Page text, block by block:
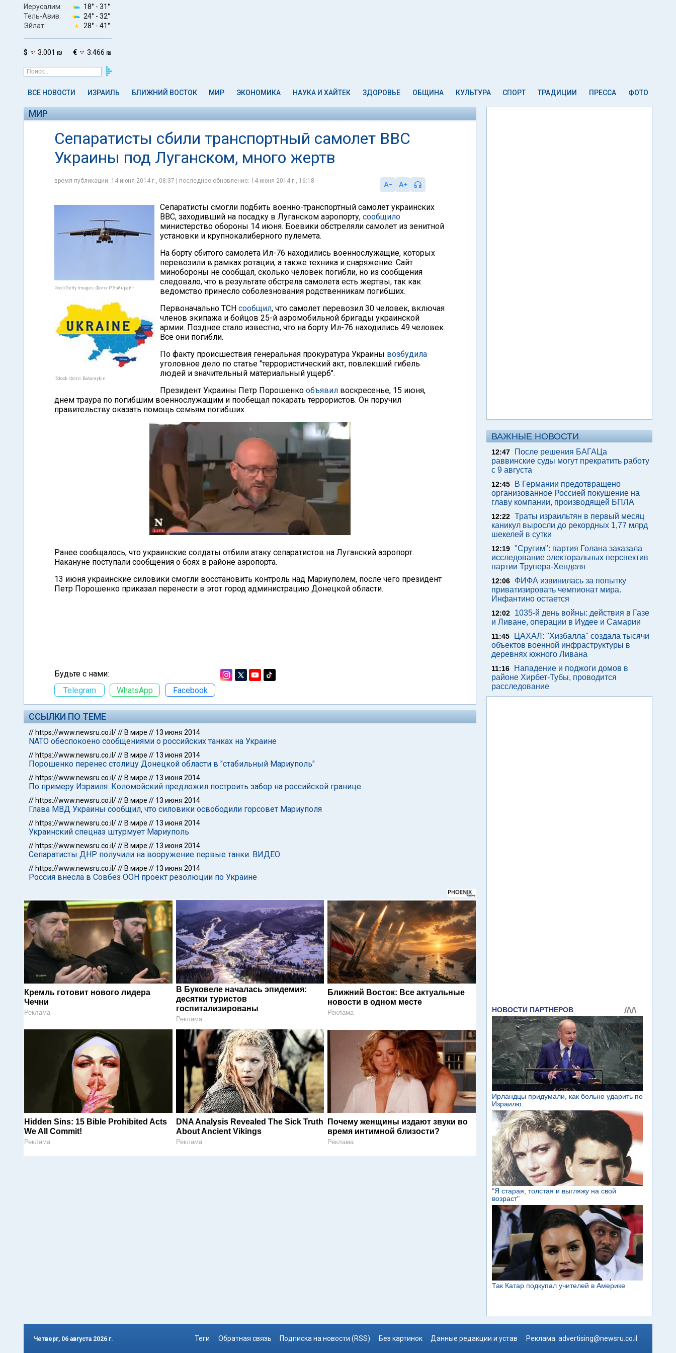
Иерусалим: 18° - 31°
Тель-Авив:
24° - 32°
Эйлат:
28° - 41°
$ 3.001 ₪ € 3.466 ₪
ВСЕ НОВОСТИ ИЗРАИЛЬ БЛИЖНИЙ ВОСТОК МИР ЭКОНОМИКА НАУКА И ХАЙТЕК ЗДОРОВЬЕ ОБЩИНА КУЛЬТУРА СПОРТ ТРАДИЦИИ ПРЕССА ФОТО
МИР
Сепаратисты сбили транспортный самолет ВВС
Украины под Луганском, много жертв
время публикации: 14 июня 2014 г., 08:37 | последнее обновление: 14 июня 2014 г., 16:18
Pool/Getty Images. Фото: Р.Уэйнрайт
iStock. Фото: Batareykin
Сепаратисты смогли подбить военно-транспортный самолет украинских
ВВС, заходивший на посадку в Луганском аэропорту, сообщило
министерство обороны 14 июня. Боевики обстреляли самолет из зенитной
установки и крупнокалиберного пулемета.
На борту сбитого самолета Ил-76 находились военнослужащие, которых
перевозили в рамках ротации, а также техника и снаряжение. Сайт
минобороны не сообщал, сколько человек погибли, но из сообщения
следовало, что в результате обстрела самолета есть жертвы, так как
ведомство принесло соболезнования родственникам погибших.
Первоначально ТСН сообщил, что самолет перевозил 30 человек, включая
членов экипажа и бойцов 25-й аэромобильной бригады украинской
армии. Позднее стало известно, что на борту Ил-76 находились 49 человек.
Все они погибли.
По факту происшествия генеральная прокуратура Украины возбудила
уголовное дело по статье "террористический акт, повлекший гибель
людей и значительный материальный ущерб".
Президент Украины Петр Порошенко объявил воскресенье, 15 июня,
днем траура по погибшим военнослужащим и пообещал покарать террористов. Он поручил
правительству оказать помощь семьям погибших.
Ранее сообщалось, что украинские солдаты отбили атаку сепаратистов на Луганский аэропорт.
Накануне поступали сообщения о боях в районе аэропорта.
13 июня украинские силовики смогли восстановить контроль над Мариуполем, после чего президент
Петр Порошенко приказал перенести в этот город администрацию Донецкой области.
Будьте с нами:
Telegram
WhatsApp Facebook
ССЫЛКИ ПО ТЕМЕ
// https://www.newsru.co.il/// В мире // 13 июня 2014
NATO обеспокоено сообщениями о российских танках на Украине
// https://www.newsru.co.il/// В мире // 13 июня 2014
Порошенко перенес столицу Донецкой области в "стабильный Мариуполь"
// https://www.newsru.co.il/// В мире // 13 июня 2014
По примеру Израиля: Коломойский предложил построить забор на российской границе
// https://www.newsru.co.il/// В мире // 13 июня 2014
Глава МВД Украины сообщил, что силовики освободили горсовет Мариуполя
// https://www.newsru.co.il/// В мире // 13 июня 2014
Украинский спецназ штурмует Мариуполь
// https://www.newsru.co.il/// В мире // 13 июня 2014
Сепаратисты ДНР получили на вооружение первые танки. ВИДЕО
// https://www.newsru.co.il/// В мире // 13 июня 2014
Россия внесла в Совбез ООН проект резолюции по Украине
Кремль готовит нового лидера
Чечни
Реклама
В Буковеле началась эпидемия:
десятки туристов
госпитализированы
Реклама
Ближний Восток: Все актуальные
новости в одном месте
Реклама
Hidden Sins: 15 Bible Prohibited Acts
We All Commit!
Реклама
DNA Analysis Revealed The Sick Truth
About Ancient Vikings
Реклама
Почему женщины издают звуки во
время интимной близости?
Реклама
ВАЖНЫЕ НОВОСТИ
12:47
После решения БАГАЦа
раввинские суды могут прекратить работу
с 9 августа
12:45
В Германии предотвращено
организованное Россией покушение на
главу компании, производящей БПЛА
12:22 Траты израильтян в первый месяц
каникул выросли до рекордных 1,77 млрд
шекелей в сутки
12:19 "Сругим": партия Голана заказала
исследование электоральных перспектив
партии Трупера-Хенделя
12:06
ФИФА извинилась за попытку
приватизировать чемпионат мира.
Инфантино остается
12:02
1035-й день войны: действия в Газе
и Ливане, операции в Иудее и Самарии
11:45
ЦАХАЛ: "Хизбалла" создала тысячи
объектов военной инфраструктуры в
деревнях южного Ливана
11:16
Нападение и поджоги домов в
районе Хирбет-Тубы, проводится
расследование
Четверг, 06 августа 2026 г. Теги Обратная связь Подписка на новости (RSS) Без картинок Данные редакции и устав Реклама: advertising@newsru.co.il